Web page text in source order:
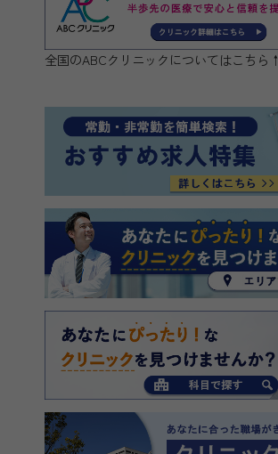
全国のABCクリニックについてはこちら↑